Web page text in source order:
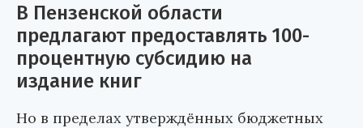
В Пензенской области
предлагают предоставлять 100-
процентную субсидию на
издание книг
Но в пределах утверждённых бюджетных